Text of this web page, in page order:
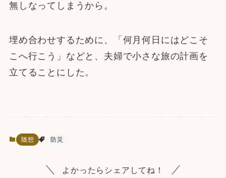
無しなってしまうから。
埋め合わせするために、「何月何日にはどこそ
こへ行こう」などと、夫婦で小さな旅の計画を
立てることにした。
随想 防災
よかったらシェアしてね！